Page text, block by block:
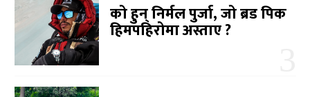
को हुन् निर्मल पुर्जा, जो ब्रड पिक
हिमपहिरोमा अस्ताए ?